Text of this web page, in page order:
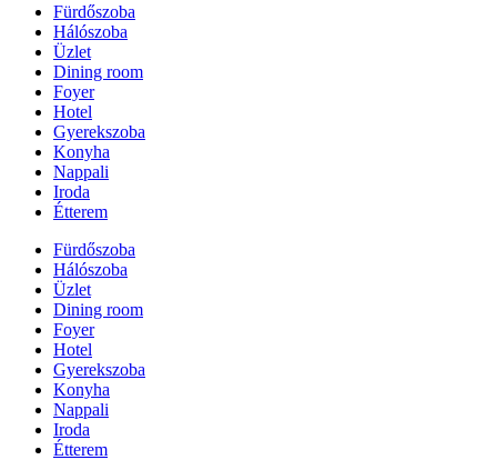
Fürdőszoba
Hálószoba
Üzlet
Dining room
Foyer
Hotel
Gyerekszoba
Konyha
Nappali
Iroda
Étterem
Fürdőszoba
Hálószoba
Üzlet
Dining room
Foyer
Hotel
Gyerekszoba
Konyha
Nappali
Iroda
Étterem